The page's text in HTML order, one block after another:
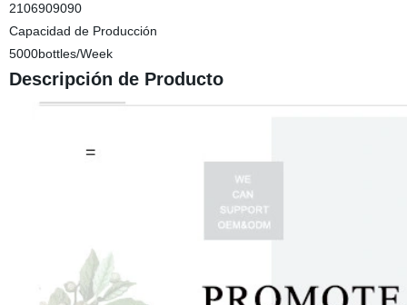
2106909090
Capacidad de Producción
5000bottles/Week
Descripción de Producto